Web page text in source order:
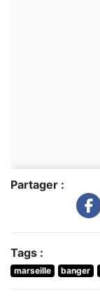
Partager :
Tags :
marseille banger